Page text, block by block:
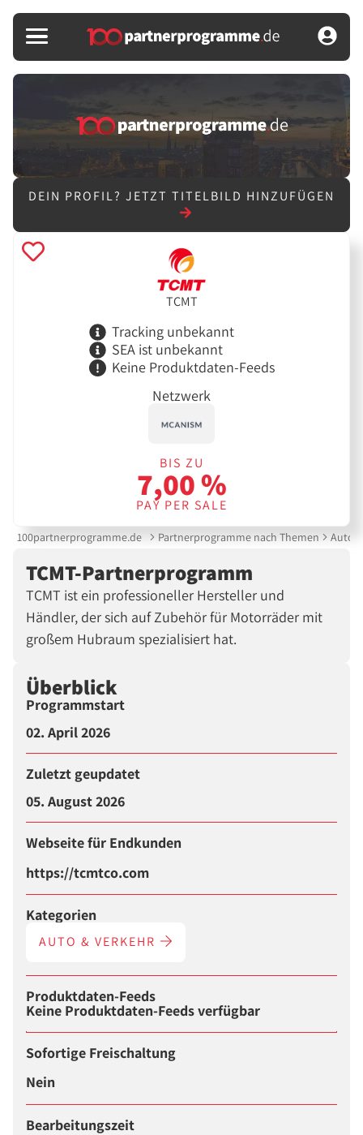
DEIN PROFIL? JETZT TITELBILD HINZUFÜGEN
TCMT
Tracking unbekannt
SEA ist unbekannt
Keine Produktdaten-Feeds
Netzwerk
BIS ZU
7,00 %
PAY PER SALE
100partnerprogramme.de Partnerprogramme nach Themen Auto
TCMT-Partnerprogramm
TCMT ist ein professioneller Hersteller und
Händler, der sich auf Zubehör für Motorräder mit
großem Hubraum spezialisiert hat.
Überblick
Programmstart
02. April 2026
Zuletzt geupdatet
05. August 2026
Webseite für Endkunden
https://tcmtco.com
Kategorien
AUTO & VERKEHR
Produktdaten-Feeds
Keine Produktdaten-Feeds verfügbar
Sofortige Freischaltung
Nein
Bearbeitungszeit